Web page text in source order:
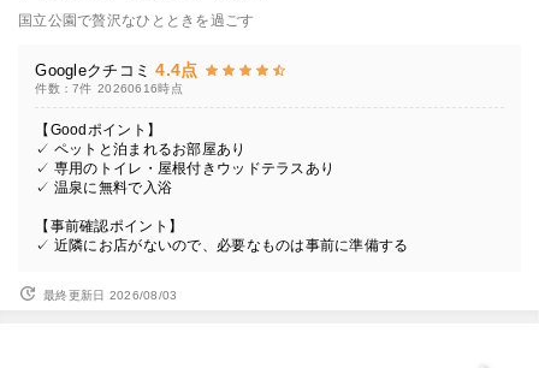
国立公園で贅沢なひとときを過ごす
Googleクチコミ 4.4点
件数：7件 20260616時点
【Goodポイント】
✓ ペットと泊まれるお部屋あり
✓ 専用のトイレ・屋根付きウッドテラスあり
✓ 温泉に無料で入浴
【事前確認ポイント】
✓ 近隣にお店がないので、必要なものは事前に準備する
最終更新日 2026/08/03